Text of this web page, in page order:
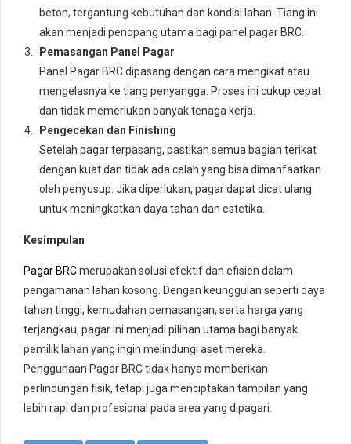
beton, tergantung kebutuhan dan kondisi lahan. Tiang ini
akan menjadi penopang utama bagi panel pagar BRC.
Pemasangan Panel Pagar
Panel Pagar BRC dipasang dengan cara mengikat atau
mengelasnya ke tiang penyangga. Proses ini cukup cepat
dan tidak memerlukan banyak tenaga kerja.
Pengecekan dan Finishing
Setelah pagar terpasang, pastikan semua bagian terikat
dengan kuat dan tidak ada celah yang bisa dimanfaatkan
oleh penyusup. Jika diperlukan, pagar dapat dicat ulang
untuk meningkatkan daya tahan dan estetika.
Kesimpulan
Pagar BRCmerupakan solusi efektif dan efisien dalam
pengamanan lahan kosong. Dengan keunggulan seperti daya
tahan tinggi, kemudahan pemasangan, serta harga yang
terjangkau, pagar ini menjadi pilihan utama bagi banyak
pemilik lahan yang ingin melindungi aset mereka.
Penggunaan Pagar BRC tidak hanya memberikan
perlindungan fisik, tetapi juga menciptakan tampilan yang
lebih rapi dan profesional pada area yang dipagari.